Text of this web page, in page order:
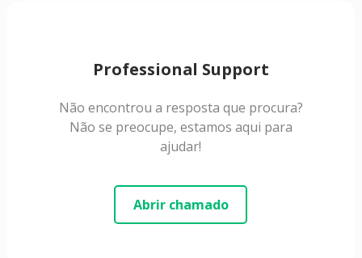
Professional Support
Não encontrou a resposta que procura?
Não se preocupe, estamos aqui para
ajudar!
Abrir chamado